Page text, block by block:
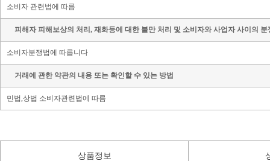
소비자 관련법에 따름
피해자 피해보상의 처리, 재화등에 대한 불만 처리 및 소비자와 사업자 사이의
소비자분쟁법에 따릅니다
거래에 관한 약관의 내용 또는 확인할 수 있는 방법
민법,상법 소비자관련법에 따름
상품정보